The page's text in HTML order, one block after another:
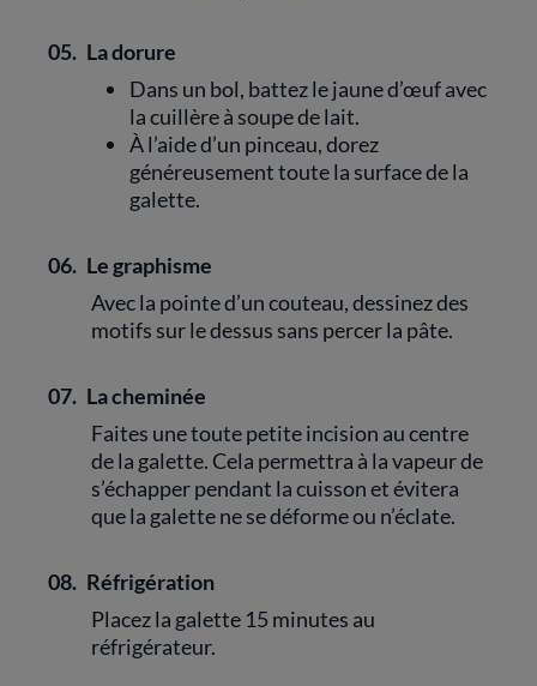
05. La dorure
Dans un bol, battez le jaune d’œuf avec
la cuillère à soupe de lait.
À l’aide d’un pinceau, dorez
généreusement toute la surface de la
galette.
06. Le graphisme
Avec la pointe d’un couteau, dessinez des
motifs sur le dessus sans percer la pâte.
07. La cheminée
Faites une toute petite incision au centre
de la galette. Cela permettra à la vapeur de
s’échapper pendant la cuisson et évitera
que la galette ne se déforme ou n’éclate.
08. Réfrigération
Placez la galette 15 minutes au
réfrigérateur.